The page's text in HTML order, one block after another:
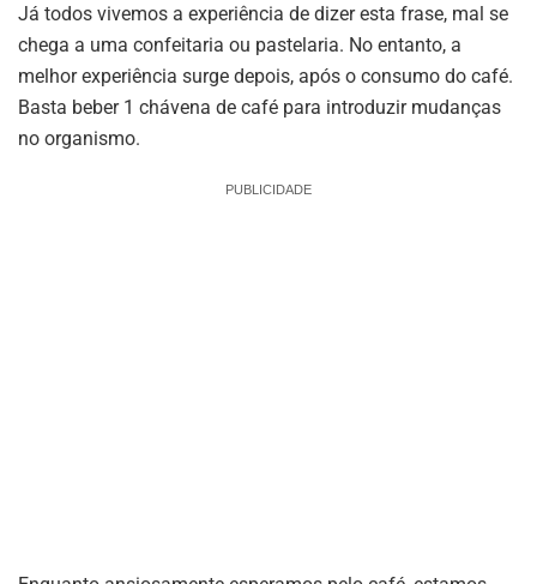
Já todos vivemos a experiência de dizer esta frase, mal se
chega a uma confeitaria ou pastelaria. No entanto, a
melhor experiência surge depois, após o consumo do café.
Basta beber 1 chávena de café para introduzir mudanças
no organismo.
PUBLICIDADE